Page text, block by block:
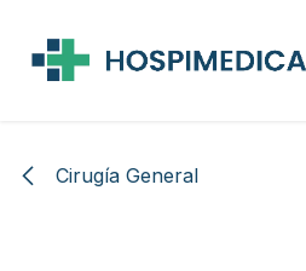
Cirugía General